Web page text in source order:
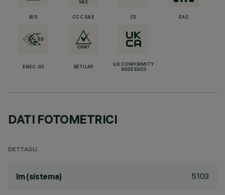
BIS CCC S&E CE EAC
ENEC-03 RETILAP
UK CONFORMITY
ASSESSED
DATI FOTOMETRICI
DETTAGLI
lm (sistema) 5103